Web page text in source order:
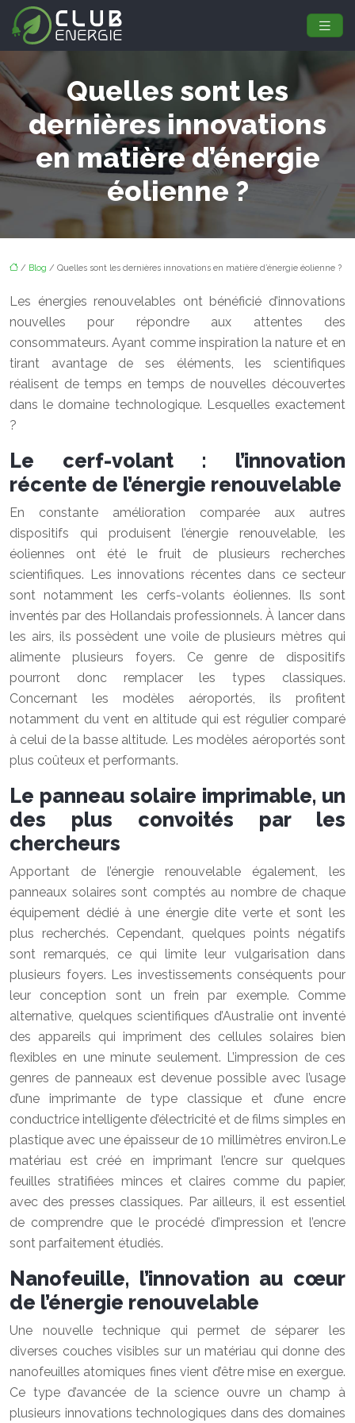
Quelles sont les
dernières innovations
en matière d’énergie
éolienne ?
/ Blog / Quelles sont les dernières innovations en matière d’énergie éolienne ?
Les énergies renouvelables ont bénéficié d’innovations
nouvelles pour répondre aux attentes des
consommateurs. Ayant comme inspiration la nature et en
tirant avantage de ses éléments, les scientifiques
réalisent de temps en temps de nouvelles découvertes
dans le domaine technologique. Lesquelles exactement
?
Le cerf-volant : l’innovation
récente de l’énergie renouvelable
En constante amélioration comparée aux autres
dispositifs qui produisent l’énergie renouvelable, les
éoliennes ont été le fruit de plusieurs recherches
scientifiques. Les innovations récentes dans ce secteur
sont notamment les cerfs-volants éoliennes. Ils sont
inventés par des Hollandais professionnels. À lancer dans
les airs, ils possèdent une voile de plusieurs mètres qui
alimente plusieurs foyers. Ce genre de dispositifs
pourront donc remplacer les types classiques.
Concernant les modèles aéroportés, ils profitent
notamment du vent en altitude qui est régulier comparé
à celui de la basse altitude. Les modèles aéroportés sont
plus coûteux et performants.
Le panneau solaire imprimable, un
des plus convoités par les
chercheurs
Apportant de l’énergie renouvelable également, les
panneaux solaires sont comptés au nombre de chaque
équipement dédié à une énergie dite verte et sont les
plus recherchés. Cependant, quelques points négatifs
sont remarqués, ce qui limite leur vulgarisation dans
plusieurs foyers. Les investissements conséquents pour
leur conception sont un frein par exemple. Comme
alternative, quelques scientifiques d’Australie ont inventé
des appareils qui impriment des cellules solaires bien
flexibles en une minute seulement. L’impression de ces
genres de panneaux est devenue possible avec l’usage
d’une imprimante de type classique et d’une encre
conductrice intelligente d’électricité et de films simples en
plastique avec une épaisseur de 10 millimètres environ.Le
matériau est créé en imprimant l’encre sur quelques
feuilles stratifiées minces et claires comme du papier,
avec des presses classiques. Par ailleurs, il est essentiel
de comprendre que le procédé d’impression et l’encre
sont parfaitement étudiés.
Nanofeuille, l’innovation au cœur
de l’énergie renouvelable
Une nouvelle technique qui permet de séparer les
diverses couches visibles sur un matériau qui donne des
nanofeuilles atomiques fines vient d’être mise en exergue.
Ce type d’avancée de la science ouvre un champ à
plusieurs innovations technologiques dans des domaines